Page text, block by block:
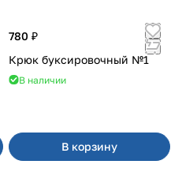
780 ₽
Крюк буксировочный №1
В наличии
В корзину